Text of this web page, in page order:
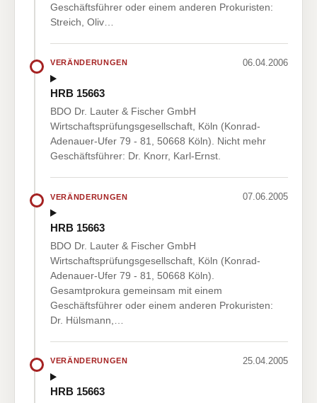
Geschäftsführer oder einem anderen Prokuristen:
Streich, Oliv…
VERÄNDERUNGEN 06.04.2006
HRB 15663
BDO Dr. Lauter & Fischer GmbH
Wirtschaftsprüfungsgesellschaft, Köln (Konrad-
Adenauer-Ufer 79 - 81, 50668 Köln). Nicht mehr
Geschäftsführer: Dr. Knorr, Karl-Ernst.
VERÄNDERUNGEN 07.06.2005
HRB 15663
BDO Dr. Lauter & Fischer GmbH
Wirtschaftsprüfungsgesellschaft, Köln (Konrad-
Adenauer-Ufer 79 - 81, 50668 Köln).
Gesamtprokura gemeinsam mit einem
Geschäftsführer oder einem anderen Prokuristen:
Dr. Hülsmann,…
VERÄNDERUNGEN 25.04.2005
HRB 15663